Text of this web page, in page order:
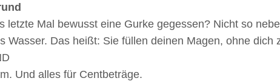
letzte Mal bewusst eine Gurke gegessen? Nicht so
Wasser. Das heißt: Sie füllen deinen Magen, ohne
Und alles für Centbeträge.